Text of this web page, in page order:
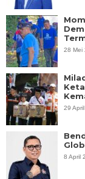
28 Mei
29
8 April